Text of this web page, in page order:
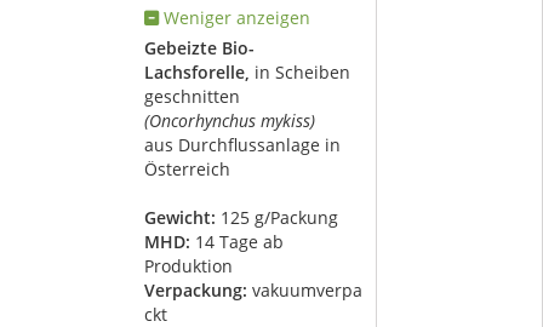
Weniger anzeigen
Gebeizte Bio-
Lachsforelle, in Scheiben
geschnitten
(Oncorhynchus mykiss)
aus Durchflussanlage in
Österreich
Gewicht: 125 g/Packung
MHD: 14 Tage ab
Produktion
Verpackung: vakuumverpa
ckt